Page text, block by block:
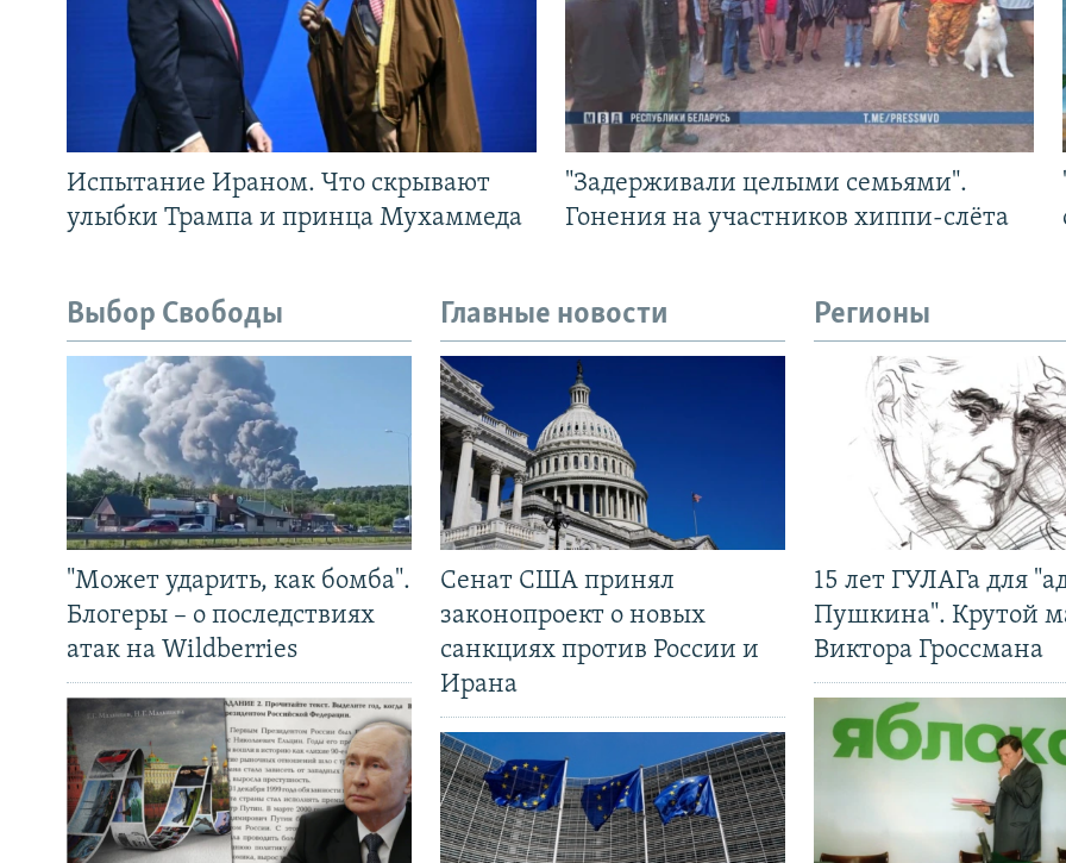
Испытание Ираном. Что скрывают
улыбки Трампа и принца Мухаммеда
"Задерживали целыми семьями".
Гонения на участников хиппи-слёта
Выбор Свободы
"Может ударить, как бомба".
Блогеры – о последствиях
атак на Wildberries
Главные новости
Сенат США принял
законопроект о новых
санкциях против России и
Ирана
Регионы
15 лет ГУЛАГа для
Пушкина". Крутой
Виктора Гроссмана